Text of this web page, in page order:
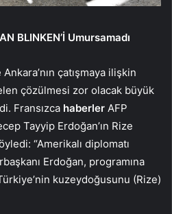
BLINKEN’İ Umursamadı
çatışmaya ilişkin
çözülmesi zor olacak büyük
Fransızca haberler AFP
Tayyip Erdoğan’ın Rize
“Amerikalı diplomatı
Erdoğan, programına
kuzeydoğusunu (Rize)